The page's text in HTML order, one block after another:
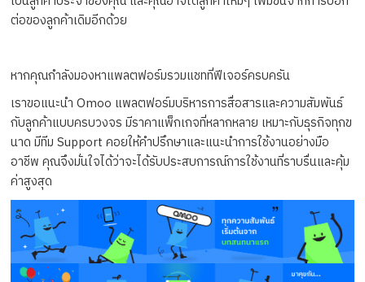
ต่อของลูกค้าเดิมอีกด้วย
หากคุณกำลังมองหาแพลตฟอร์มรวมแชทที่ฟีเจอร์ครบครัน
เราขอแนะนำ Omoo แพลตฟอร์มบริหารการสื่อสารและความสัมพันธ์
กับลูกค้าแบบครบวงจร มีราคาแพ็กเกจที่หลากหลาย เหมาะกับธุรกิจทุกข
นาด มีทีม Support คอยให้คำปรึกษาและแนะนำการใช้งานอย่างมือ
อาชีพ คุณจึงมั่นใจได้ว่าจะได้รับประสบการณ์การใช้งานที่ราบรื่นและคุ้ม
ค่าสูงสุด